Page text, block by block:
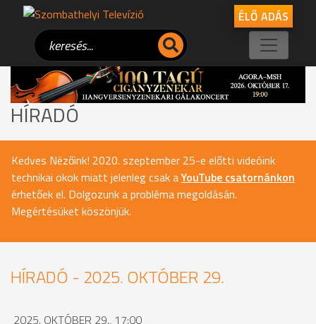
ÉLŐ ADÁS
HÍRADÓ
Kedves Nézőink! 2020. szeptember 25-e előtti videóink
technikai okok miatt jelenleg csak aYouTube csatornánkon
érhetőek el. Dolgozunk a probléma megoldásán.
Megértésüket köszönjük.
HÍRADÓ - 2025. OKTÓBER 29.
2025. OKTÓBER 29., 17:00